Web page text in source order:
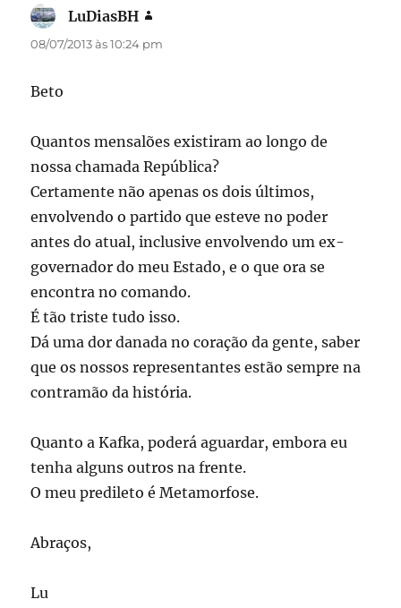
LuDiasBH
08/07/2013 às 10:24 pm
Beto
Quantos mensalões existiram ao longo de
nossa chamada República?
Certamente não apenas os dois últimos,
envolvendo o partido que esteve no poder
antes do atual, inclusive envolvendo um ex-
governador do meu Estado, e o que ora se
encontra no comando.
É tão triste tudo isso.
Dá uma dor danada no coração da gente, saber
que os nossos representantes estão sempre na
contramão da história.
Quanto a Kafka, poderá aguardar, embora eu
tenha alguns outros na frente.
O meu predileto é Metamorfose.
Abraços,
Lu